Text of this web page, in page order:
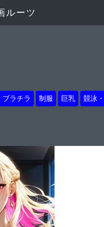
ルーツ
ブラチラ 制服 巨乳 競泳